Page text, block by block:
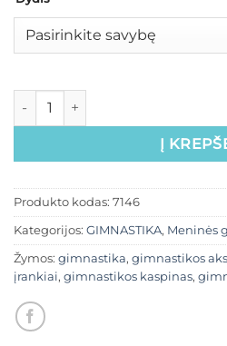
Į
Produkto kodas: 7146
Kategorijos: GIMNASTIKA, Meninės
Žymos: gimnastika, gimnastikos
įrankiai, gimnastikos kaspinas,